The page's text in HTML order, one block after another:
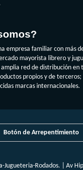
empresa familiar con más
mayorista librero y
red de distribución en
propios y de terceros;
marcas internacionales.
Botón de Arrepentimiento
Jugueteria-Rodados. | Av